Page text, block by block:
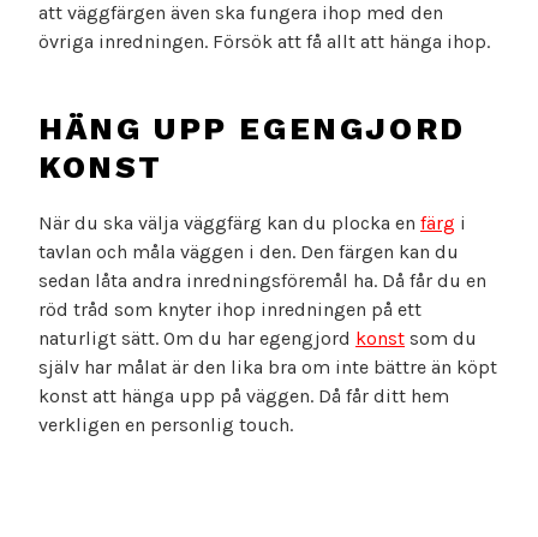
att väggfärgen även ska fungera ihop med den
övriga inredningen. Försök att få allt att hänga ihop.
HÄNG UPP EGENGJORD
KONST
När du ska välja väggfärg kan du plocka en färg i
tavlan och måla väggen i den. Den färgen kan du
sedan låta andra inredningsföremål ha. Då får du en
röd tråd som knyter ihop inredningen på ett
naturligt sätt. Om du har egengjord konst som du
själv har målat är den lika bra om inte bättre än köpt
konst att hänga upp på väggen. Då får ditt hem
verkligen en personlig touch.